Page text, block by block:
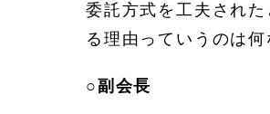
委託方式を工夫され
る理由っていうのは
○副会長